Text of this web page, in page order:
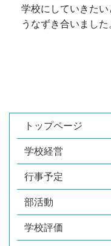
トップページ
学校経営
行事予定
部活動
学校評価
学校にしていきた
うなずき合いました